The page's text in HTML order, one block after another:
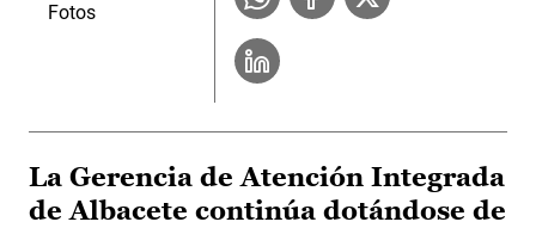
Fotos
La Gerencia de Atención Integrada
de Albacete continúa dotándose de